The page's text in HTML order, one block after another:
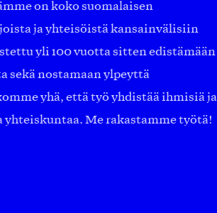
on koko suomalaisen
ja yhteisöistä kansainvälisiin
yli 100 vuotta sitten edistämään
sekä nostamaan ylpeyttä
yhä, että työ yhdistää ihmisiä ja
yhteiskuntaa. Me rakastamme työtä!